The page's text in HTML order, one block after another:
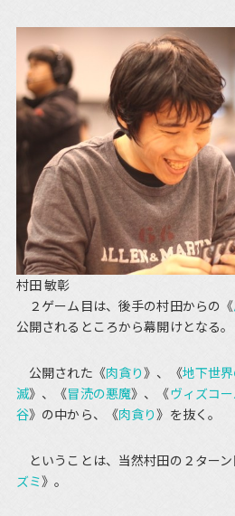
村田 敏彰
２ゲーム目は、後手の村田からの《
公開されるところから幕開けとなる。
公開された《肉貪り》、《地下世
滅》、《冒涜の悪魔》、《ヴィズコ
谷》の中から、《肉貪り》を抜く。
ということは、当然村田の２ター
ズミ》。